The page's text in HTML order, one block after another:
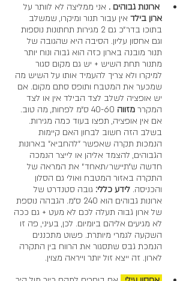
אני ממליצה לא לוותר על
ארון בילד אין עבור תנור ומיקרו, שמשלב
בתוכו בדר״כ גם 2 מגירות תחתונות נוספות
וגם אחסון עליון. הסיבה היא שהגובה של
תנור מובנה בארון כזה הוא גבוה ונוח יותר
מתנור תחת השיש + יש גם מקום סגור
למיקרו ולא צריך להעמיד אותו על השיש מה
שמכער את המטבח ותופס סתם מקום. אם
יש אופציה לשלב לצד הבילד אין או לצד
המקרר מזווה
40-60 ס״מ לפחות, מה טוב.
אם אין אופציה, תפצו בעוד כמה מגירות.
בשלב הזה חשוב לבחון האם קיימות
הנמכות תקרה שאפשר ״להחביא״ בארונות
הגבוהים, להצמד אליהן או לייצר הנמכה
חדשה ש״תיישר/תאחד״ את המראה של
התקרה באזור המטבח ואולי גם הסלון
והכניסה. לידע כללי: גובה סטנדרט של
ארונות גבוהים הוא 240 ס״מ. הגבהה נוספת
של ארון גבוה תעלה לכם לא מעט + גם ככה
לא מגיעים אליהם ביומיום. לכן, בעיני, פה זו
השקעה לגמרי מיותרת. פשוט מתכננים
הנמכת גבס שתסגור את הרווח בין התקרה
לארון. זה ייצא זול יותר וייראה מצוין.